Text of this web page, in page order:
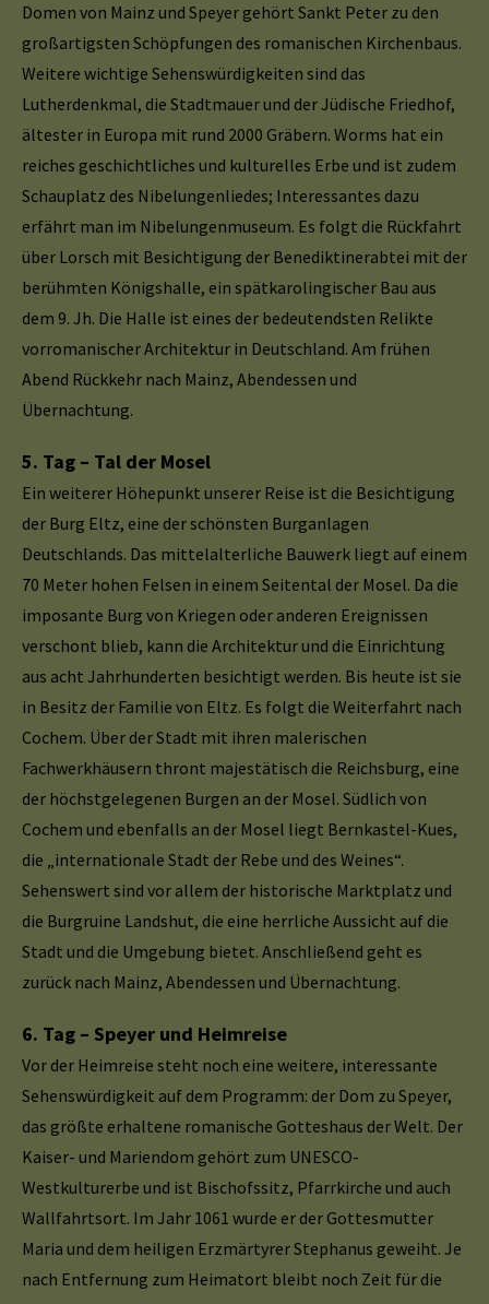
Domen von Mainz und Speyer gehört Sankt Peter zu den
großartigsten Schöpfungen des romanischen Kirchenbaus.
Weitere wichtige Sehenswürdigkeiten sind das
Lutherdenkmal, die Stadtmauer und der Jüdische Friedhof,
ältester in Europa mit rund 2000 Gräbern. Worms hat ein
reiches geschichtliches und kulturelles Erbe und ist zudem
Schauplatz des Nibelungenliedes; Interessantes dazu
erfährt man im Nibelungenmuseum. Es folgt die Rückfahrt
über Lorsch mit Besichtigung der Benediktinerabtei mit der
berühmten Königshalle, ein spätkarolingischer Bau aus
dem 9. Jh. Die Halle ist eines der bedeutendsten Relikte
vorromanischer Architektur in Deutschland. Am frühen
Abend Rückkehr nach Mainz, Abendessen und
Übernachtung.
5. Tag – Tal der Mosel
Ein weiterer Höhepunkt unserer Reise ist die Besichtigung
der Burg Eltz, eine der schönsten Burganlagen
Deutschlands. Das mittelalterliche Bauwerk liegt auf einem
70 Meter hohen Felsen in einem Seitental der Mosel. Da die
imposante Burg von Kriegen oder anderen Ereignissen
verschont blieb, kann die Architektur und die Einrichtung
aus acht Jahrhunderten besichtigt werden. Bis heute ist sie
in Besitz der Familie von Eltz. Es folgt die Weiterfahrt nach
Cochem. Über der Stadt mit ihren malerischen
Fachwerkhäusern thront majestätisch die Reichsburg, eine
der höchstgelegenen Burgen an der Mosel. Südlich von
Cochem und ebenfalls an der Mosel liegt Bernkastel-Kues,
die „internationale Stadt der Rebe und des Weines“.
Sehenswert sind vor allem der historische Marktplatz und
die Burgruine Landshut, die eine herrliche Aussicht auf die
Stadt und die Umgebung bietet. Anschließend geht es
zurück nach Mainz, Abendessen und Übernachtung.
6. Tag – Speyer und Heimreise
Vor der Heimreise steht noch eine weitere, interessante
Sehenswürdigkeit auf dem Programm: der Dom zu Speyer,
das größte erhaltene romanische Gotteshaus der Welt. Der
Kaiser- und Mariendom gehört zum UNESCO-
Westkulturerbe und ist Bischofssitz, Pfarrkirche und auch
Wallfahrtsort. Im Jahr 1061 wurde er der Gottesmutter
Maria und dem heiligen Erzmärtyrer Stephanus geweiht. Je
nach Entfernung zum Heimatort bleibt noch Zeit für die